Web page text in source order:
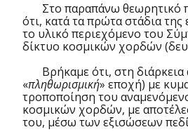
Στο παραπάνω θεωρητικό
ότι, κατά τα πρώτα στάδια
το υλικό περιεχόμενο του
δίκτυο κοσμικών χορδών
Βρήκαμε ότι, στη διάρκεια
«πληθωρισμική» εποχή) με
τροποποίηση του
κοσμικών χορδών, με
του, μέσω των εξισώσεων